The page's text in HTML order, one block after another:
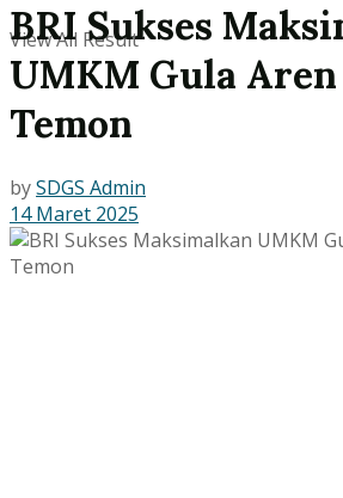
View All Result
BRI Sukses
UMKM Gula Aren
Temon
bySDGS Admin
14 Maret 2025